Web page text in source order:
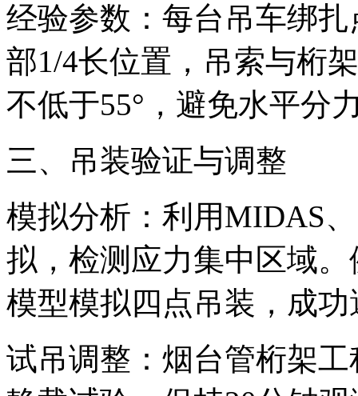
经验参数：每台吊车绑
部1/4长位置，吊索与桁
不低于55°，避免水平分
三、吊装验证与调整
模拟分析：利用MIDAS
拟，检测应力集中区域
模型模拟四点吊装，成
试吊调整：烟台管桁架